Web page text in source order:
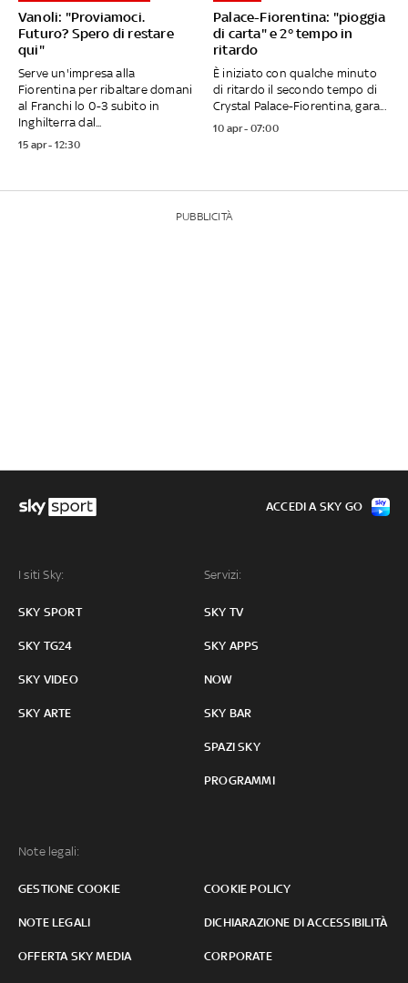
Vanoli: "Proviamoci.
Futuro? Spero di restare
qui"
Serve un'impresa alla
Fiorentina per ribaltare domani
al Franchi lo 0-3 subito in
Inghilterra dal...
15 apr - 12:30
Palace-Fiorentina: "pioggia
di carta" e 2° tempo in
ritardo
È iniziato con qualche minuto
di ritardo il secondo tempo di
Crystal Palace-Fiorentina, gara...
10 apr - 07:00
PUBBLICITÀ
I siti Sky:
SKY SPORT
SKY TG24
SKY VIDEO
SKY ARTE
Servizi:
SKY TV
SKY APPS
NOW
SKY BAR
SPAZI SKY
PROGRAMMI
Note legali:
GESTIONE COOKIE COOKIE POLICY
NOTE LEGALI DICHIARAZIONE DI ACCESSIBILITÀ
OFFERTA SKY MEDIA CORPORATE
ACCEDI A SKY GO